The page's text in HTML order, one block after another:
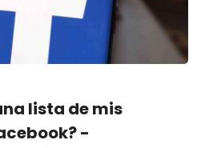
lista de mis
-